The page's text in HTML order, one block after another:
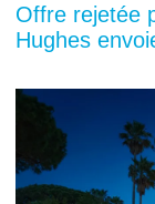
Offre rejetée
Hughes